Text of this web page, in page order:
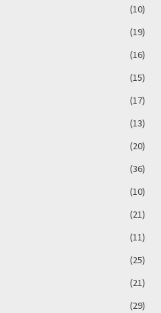
(10)
(19)
(16)
(15)
(17)
(13)
(20)
(36)
(10)
(21)
(11)
(25)
(21)
(29)